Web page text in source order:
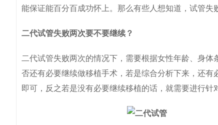
能保证能百分百成功怀上。那么有些人想知道，试管失
二代试管失败两次要不要继续？
二代试管失败两次的情况下，需要根据女性年龄、身
否还有必要继续做移植手术，若是综合分析下来，还
即可，反之若是没有必要继续移植的话，就需要进行